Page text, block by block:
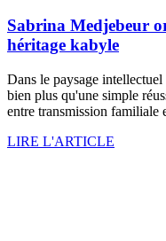
Sabrina Medjebeur
héritage kabyle
Dans le paysage
bien plus qu'une simple
entre transmission familiale
LIRE L'ARTICLE